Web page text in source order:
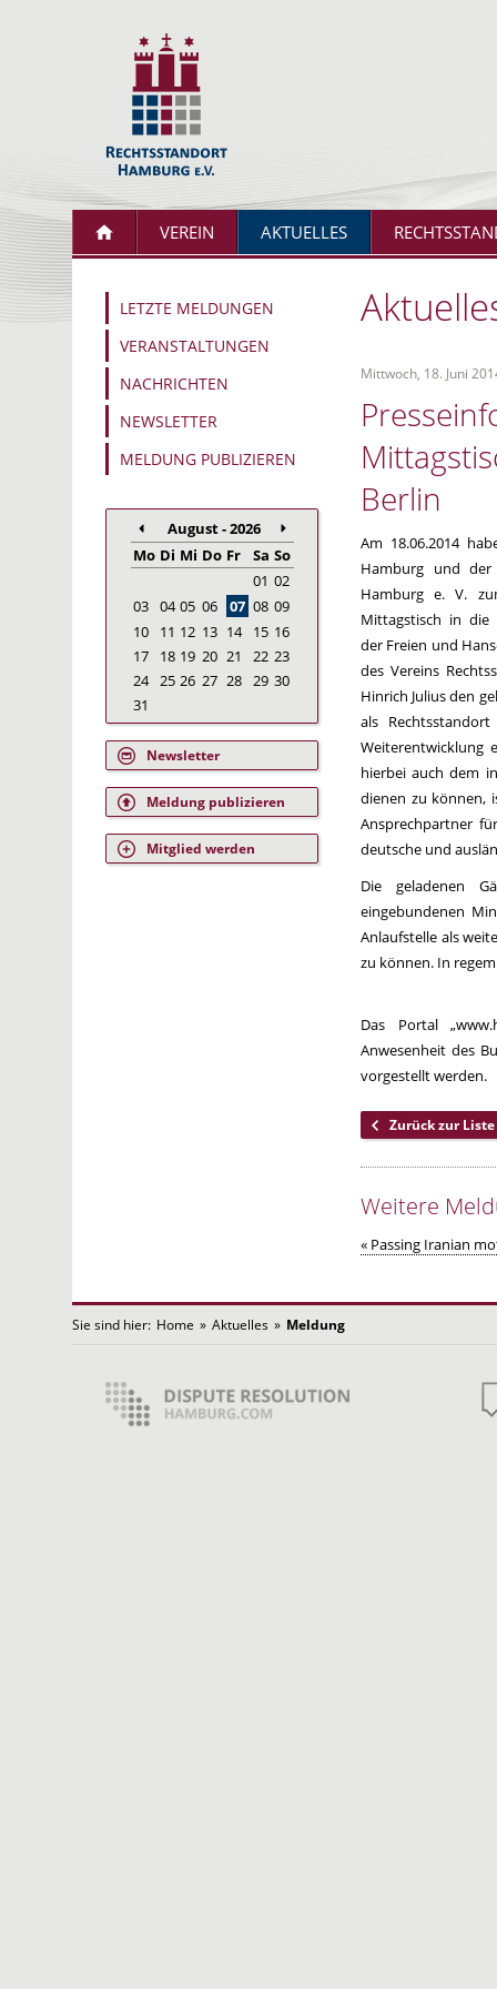
VEREIN AKTUELLES
LETZTE MELDUNGEN
VERANSTALTUNGEN
NACHRICHTEN
NEWSLETTER
MELDUNG PUBLIZIEREN
August - 2026
Mo Di Mi Do Fr Sa So
01 02
03 04 05 06 07 08 09
10
11 12 13 14 15 16
17
18 19 20 21 22 23
24 25 26 27 28 29 30
31
Newsletter
Meldung publizieren
Mitglied werden
Mittwoch, 18. Juni
Berlin
Am 18.06.2014
Hamburg und der
Hamburg e. V.
Mittagstisch in
der Freien und
des Vereins
Hinrich Julius den
als
Weiterentwicklung
hierbei auch dem
dienen zu können,
Ansprechpartner
deutsche und
Die geladenen
eingebundenen
Anlaufstelle als
zu können. In
Das Portal
Anwesenheit des
vorgestellt werden.
Zurück zur Liste
Weitere
« Passing Iranian
Sie sind hier: Home » Aktuelles » Meldung